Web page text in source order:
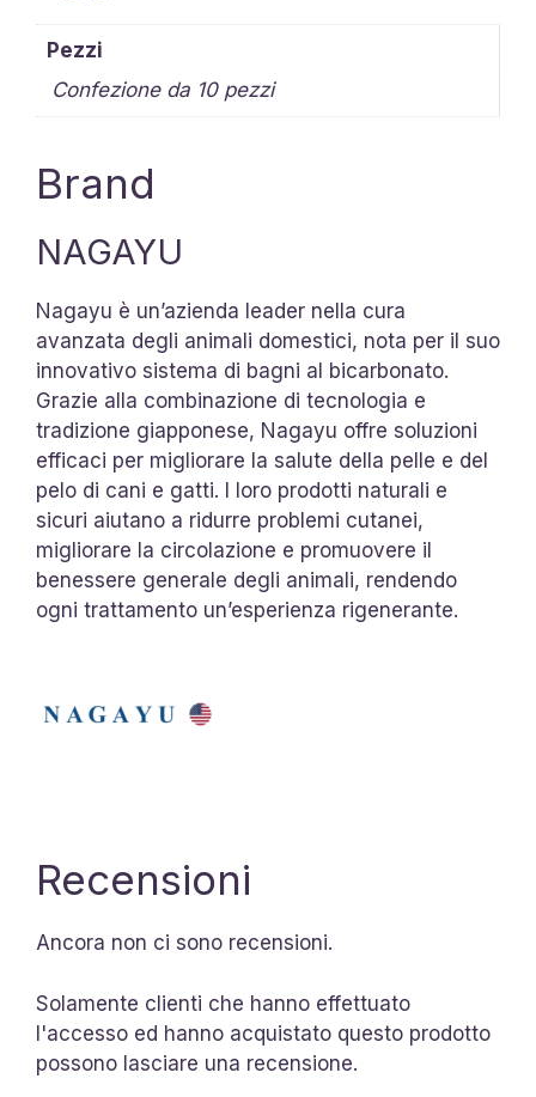
Pezzi
Confezione da 10 pezzi
Brand
NAGAYU
Nagayu è un’azienda leader nella cura
avanzata degli animali domestici, nota per il suo
innovativo sistema di bagni al bicarbonato.
Grazie alla combinazione di tecnologia e
tradizione giapponese, Nagayu offre soluzioni
efficaci per migliorare la salute della pelle e del
pelo di cani e gatti. I loro prodotti naturali e
sicuri aiutano a ridurre problemi cutanei,
migliorare la circolazione e promuovere il
benessere generale degli animali, rendendo
ogni trattamento un’esperienza rigenerante.
Recensioni
Ancora non ci sono recensioni.
Solamente clienti che hanno effettuato
l'accesso ed hanno acquistato questo prodotto
possono lasciare una recensione.